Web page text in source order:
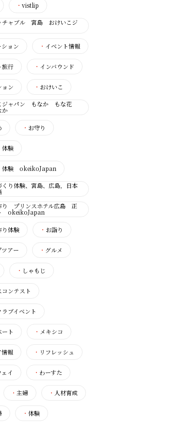
・ vistlip
チャブル 宮島 おけいこジ
ション ・ イベント情報
旅行 ・ インバウンド
ョン ・ おけいこ
ジャパン もなか もな花
か
・ お守り
験
験 okeikoJapan
くり体験、宮島、広島，日本
り プリンスホテル広島 正
okeikoJapan
り体験 ・ お詣り
ツアー ・ グルメ
・ しゃもじ
コンテスト
ラブイベント
ート ・ メキシコ
情報 ・ リフレッシュ
イ ・ わーすた
・ 主婦 ・ 人材育成
・ 体験